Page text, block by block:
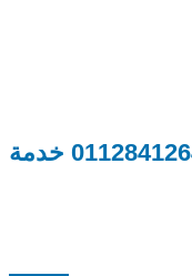
صيانة جليم جاز في التجمع 01128412648 خدمة